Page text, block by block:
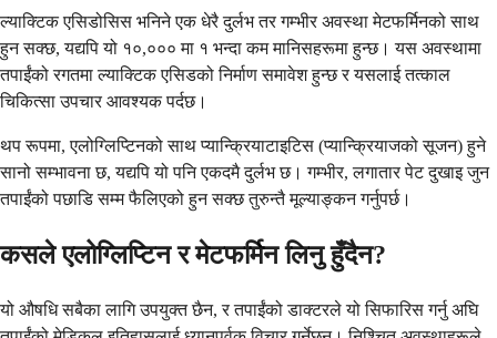
ल्याक्टिक एसिडोसिस भनिने एक धेरै दुर्लभ तर गम्भीर अवस्था मेटफर्मिनको साथ
हुन सक्छ, यद्यपि यो १०,००० मा १ भन्दा कम मानिसहरूमा हुन्छ। यस अवस्थामा
तपाईंको रगतमा ल्याक्टिक एसिडको निर्माण समावेश हुन्छ र यसलाई तत्काल
चिकित्सा उपचार आवश्यक पर्दछ।
थप रूपमा, एलोग्लिप्टिनको साथ प्यान्क्रियाटाइटिस (प्यान्क्रियाजको सूजन) हुने
सानो सम्भावना छ, यद्यपि यो पनि एकदमै दुर्लभ छ। गम्भीर, लगातार पेट दुखाइ जुन
तपाईंको पछाडि सम्म फैलिएको हुन सक्छ तुरुन्तै मूल्याङ्कन गर्नुपर्छ।
कसले एलोग्लिप्टिन र मेटफर्मिन लिनु हुँदैन?
यो औषधि सबैका लागि उपयुक्त छैन, र तपाईंको डाक्टरले यो सिफारिस गर्नु अघि